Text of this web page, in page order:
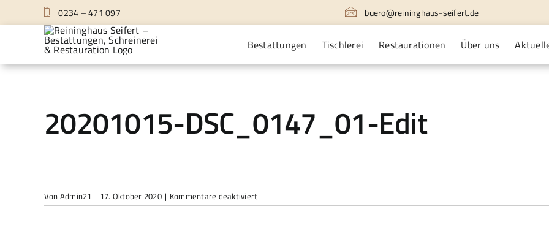
Inhalt
0234 – 471 097 buero@reininghaus-seifert.de
Bestattungen Tischlerei Restaurationen Über uns
20201015-DSC_0147_01-Edit
Von Admin21 | 17. Oktober 2020 | Kommentare deaktiviertfür
20201015-